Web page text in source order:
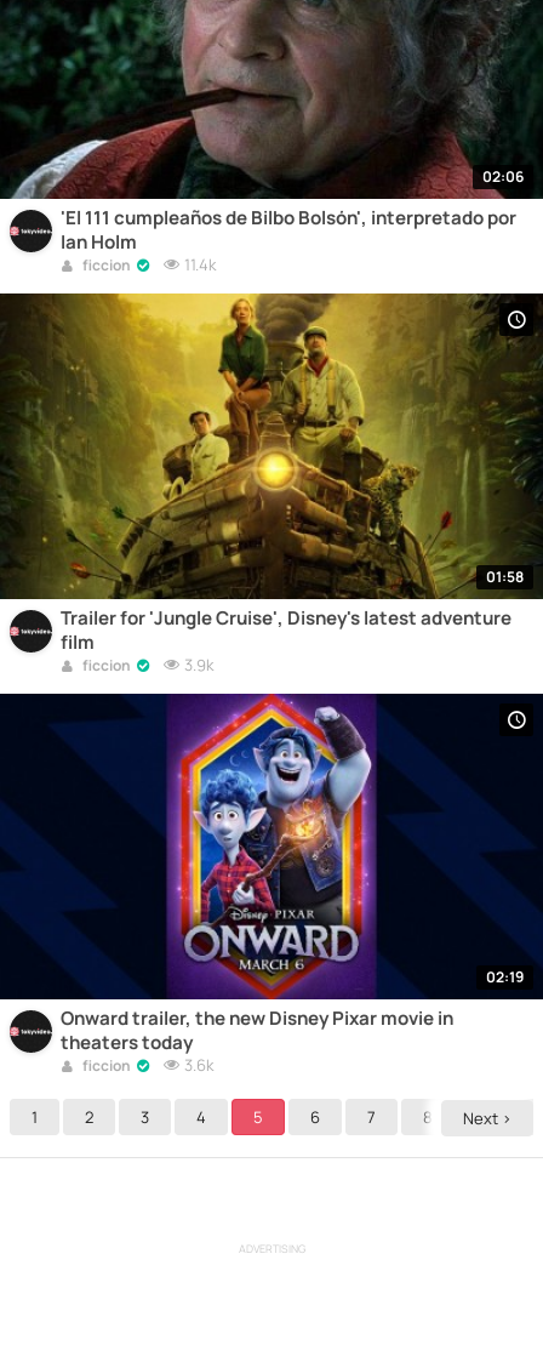
02:06
'El 111 cumpleaños de Bilbo Bolsón', interpretado por
Ian Holm
ficcion 11.4k
01:58
Trailer for 'Jungle Cruise', Disney's latest adventure
film
ficcion 3.9k
02:19
Onward trailer, the new Disney Pixar movie in
theaters today
ficcion 3.6k
1 2 3 4 5 6 7 8 9
Next >
ADVERTISING